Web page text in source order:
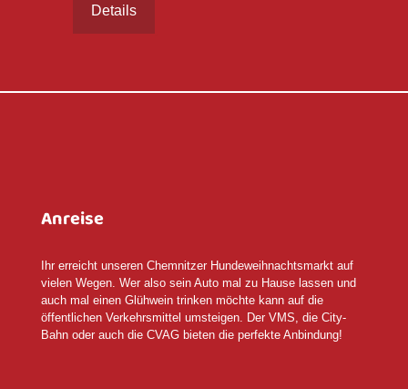
Details
Anreise
Ihr erreicht unseren Chemnitzer Hundeweihnachtsmarkt auf
vielen Wegen. Wer also sein Auto mal zu Hause lassen und
auch mal einen Glühwein trinken möchte kann auf die
öffentlichen Verkehrsmittel umsteigen. Der VMS, die City-
Bahn oder auch die CVAG bieten die perfekte Anbindung!